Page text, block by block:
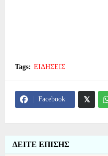
Tags: ΕΙΔΗΣΕΙΣ
Facebook
ΔΕΙΤΕ ΕΠΙΣΗΣ